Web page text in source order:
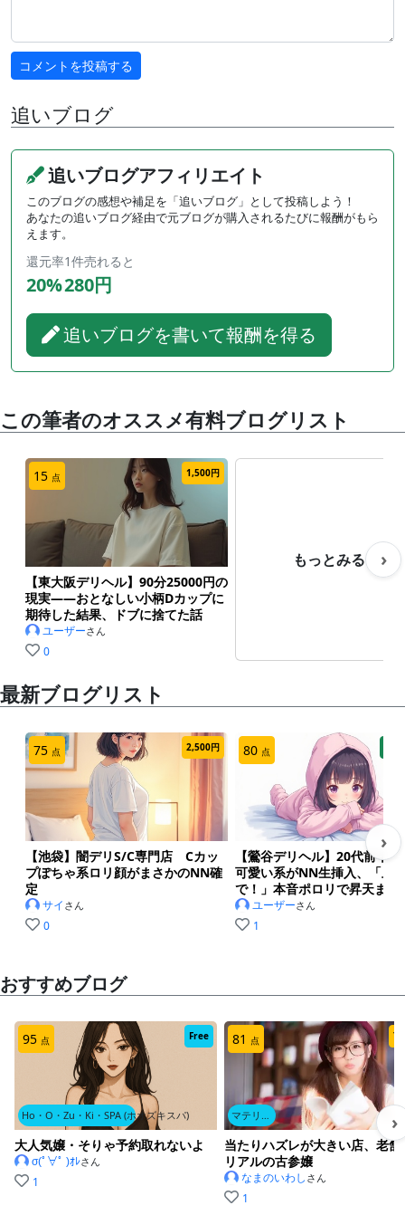
追いブログ
追いブログアフィリエイト
このブログの感想や補足を「追いブログ」として投稿しよう！
あなたの追いブログ経由で元ブログが購入されるたびに報酬がもら
えます。
還元率
20%
1件売れると
280円
追いブログを書いて報酬を得る
この筆者のオススメ有料ブログリスト
›
15 点 1,500円
【東大阪デリヘル】90分25000円の
現実——おとなしい小柄Dカップに
期待した結果、ドブに捨てた話
ユーザーさん
0
もっとみる
最新ブログリスト
›
75 点 2,500円
【池袋】闇デリS/C専門店 Cカッ
プぽちゃ系ロリ顔がまさかのNN確
定
サイ さん
0
80 点
【鶯谷デリヘル】20代前半D
可愛い系がNN生挿入、「止
で！」本音ポロリで昇天まで
ユーザーさん
1
おすすめブログ
›
95 点 Free
Ho・O・Zu・Ki・SPA (ホオズキスパ)
大人気嬢・そりゃ予約取れないよ
σ(ﾟ∀ﾟ )ｵﾚさん
1
81 点
当たりハズレが大きい店、老舗
リアルの古参嬢
なまのいわし さん
1